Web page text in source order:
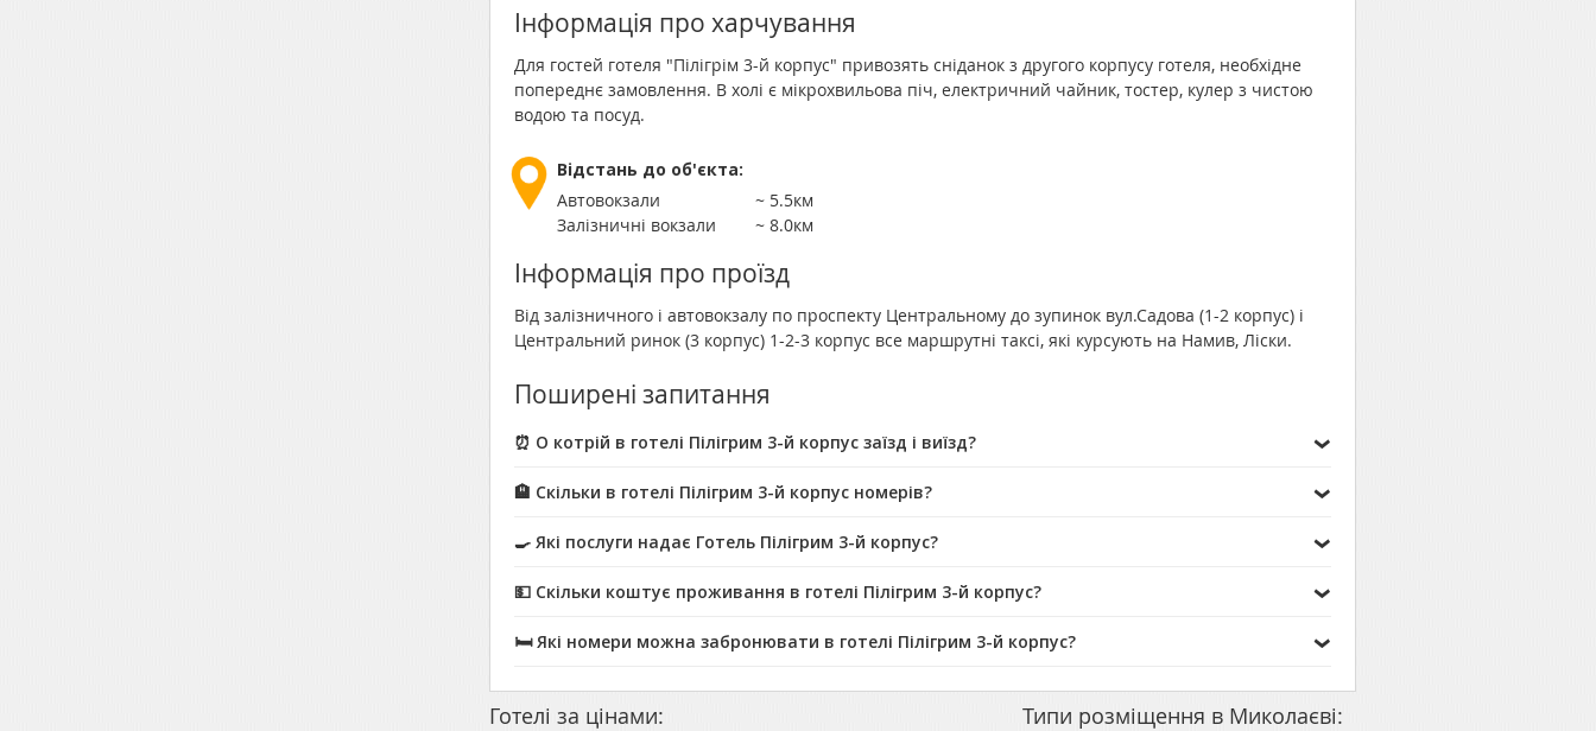
Інформація про харчування
Для гостей готеля "Пілігрім 3-й корпус" привозять сніданок з другого корпусу готеля, необхідне
попереднє замовлення. В холі є мікрохвильова піч, електричний чайник, тостер, кулер з чистою
водою та посуд.
Відстань до об'єкта:
Автовокзали
~ 5.5км
Залізничні вокзали
~ 8.0км
Інформація про проїзд
Від залізничного і автовокзалу по проспекту Центральному до зупинок вул.Садова (1-2 корпус) і
Центральний ринок (3 корпус) 1-2-3 корпус все маршрутні таксі, які курсують на Намив, Ліски.
Поширені запитання
⏰ О котрій в готелі Пілігрим 3-й корпус заїзд і виїзд?
🏨 Скільки в готелі Пілігрим 3-й корпус номерів?
🍳 Які послуги надає Готель Пілігрим 3-й корпус?
💵 Скільки коштує проживання в готелі Пілігрим 3-й корпус?
🛏️ Які номери можна забронювати в готелі Пілігрим 3-й корпус?
Готелі за цінами: Типи розміщення в Миколаєві: